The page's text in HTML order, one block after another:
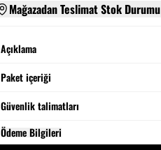
Mağazadan Teslimat Stok Durumu
Açıklama
Paket içeriği
Güvenlik talimatları
Ödeme Bilgileri